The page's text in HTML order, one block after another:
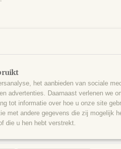
het aanbieden van sociale
advertenties. Daarnaast verlenen we
tot informatie over hoe u onze site
met andere gegevens die zij mogelijk
die u hen hebt verstrekt.